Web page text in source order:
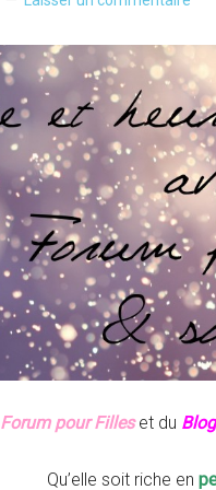
Forum pour Filles et du
Qu’elle soit riche en